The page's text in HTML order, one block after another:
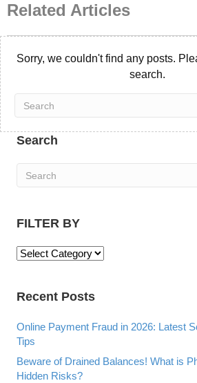
Related Articles
Sorry, we couldn't find any posts.
search.
Search
FILTER BY
F
T
R
B
Y
Recent Posts
Online Payment Fraud in 2026: Latest
Tips
Beware of Drained Balances! What is
Hidden Risks?